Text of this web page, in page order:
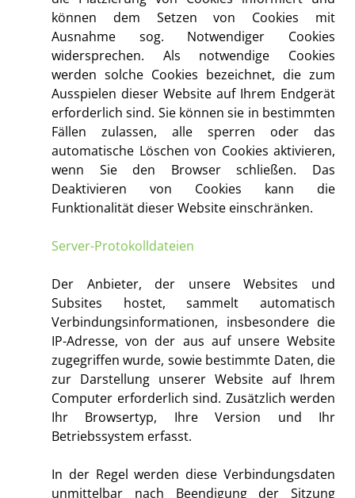
können dem Setzen von Cookies mit
Ausnahme sog. Notwendiger Cookies
widersprechen. Als notwendige Cookies
werden solche Cookies bezeichnet, die zum
Ausspielen dieser Website auf Ihrem Endgerät
erforderlich sind. Sie können sie in bestimmten
Fällen zulassen, alle sperren oder das
automatische Löschen von Cookies aktivieren,
wenn Sie den Browser schließen. Das
Deaktivieren von Cookies kann die
Funktionalität dieser Website einschränken.
Server-Protokolldateien
Der Anbieter, der unsere Websites und
Subsites hostet, sammelt automatisch
Verbindungsinformationen, insbesondere die
IP-Adresse, von der aus auf unsere Website
zugegriffen wurde, sowie bestimmte Daten, die
zur Darstellung unserer Website auf Ihrem
Computer erforderlich sind. Zusätzlich werden
Ihr Browsertyp, Ihre Version und Ihr
Betriebssystem erfasst.
In der Regel werden diese Verbindungsdaten
unmittelbar nach Beendigung der Sitzung